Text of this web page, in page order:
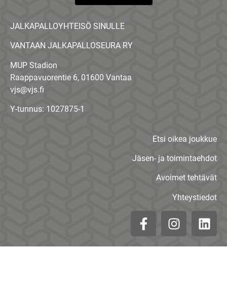
JALKAPALLOYHTEISÖ SINULLE
VANTAAN JALKAPALLOSEURA RY
MUP Stadion
Raappavuorentie 6, 01600 Vantaa
vjs@vjs.fi
Y-tunnus: 1027875-1
Etsi oikea joukkue
Jäsen- ja toimintaehdot
Avoimet tehtävät
Yhteystiedot